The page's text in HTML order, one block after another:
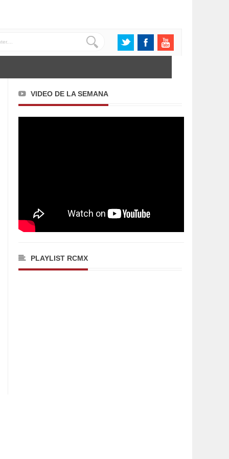
VIDEO DE LA SEMANA
PLAYLIST RCMX